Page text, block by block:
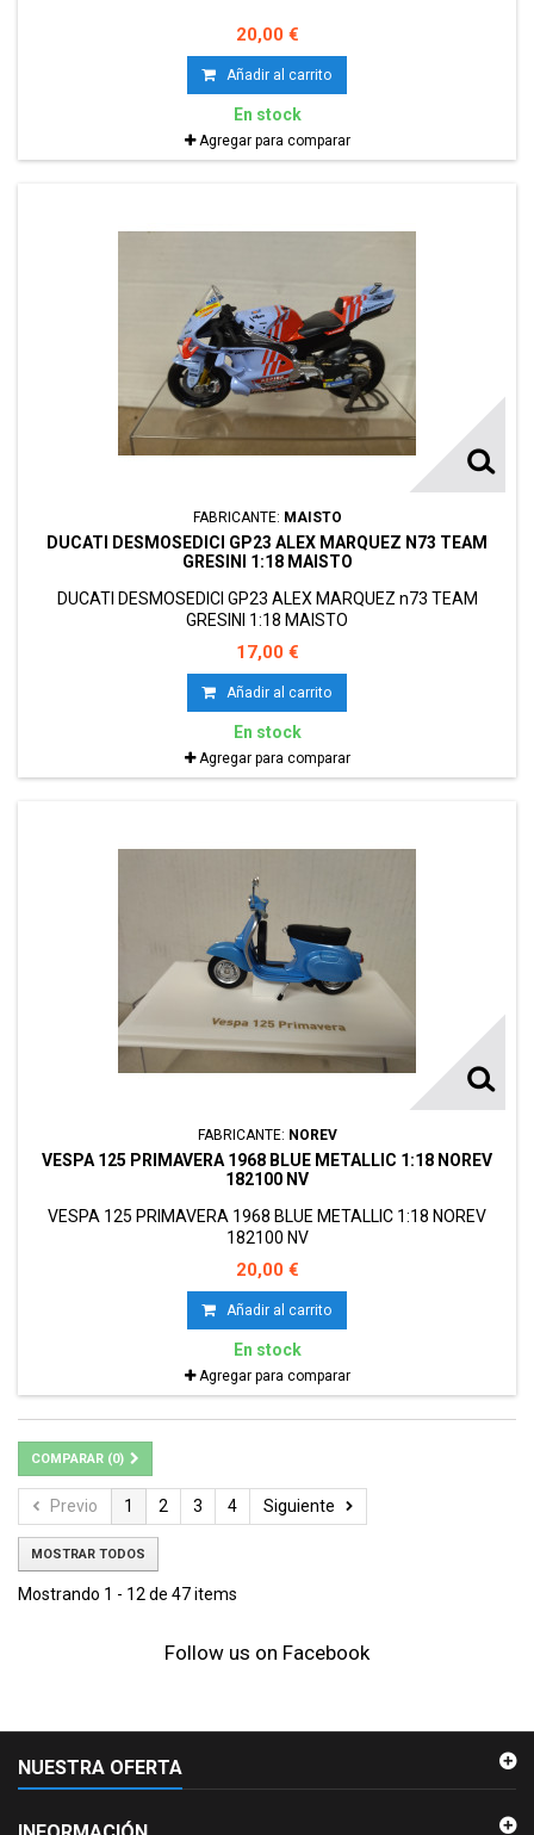
20,00 €
Añadir al carrito
En stock
Agregar para comparar
FABRICANTE: MAISTO
DUCATI DESMOSEDICI GP23 ALEX MARQUEZ N73 TEAM
GRESINI 1:18 MAISTO
DUCATI DESMOSEDICI GP23 ALEX MARQUEZ n73 TEAM
GRESINI 1:18 MAISTO
17,00 €
Añadir al carrito
En stock
Agregar para comparar
FABRICANTE: NOREV
VESPA 125 PRIMAVERA 1968 BLUE METALLIC 1:18 NOREV
182100 NV
VESPA 125 PRIMAVERA 1968 BLUE METALLIC 1:18 NOREV
182100 NV
20,00 €
Añadir al carrito
En stock
Agregar para comparar
COMPARAR (0)
Previo 1 2 3 4 Siguiente
MOSTRAR TODOS
Mostrando 1 - 12 de 47 items
Follow us on Facebook
NUESTRA OFERTA